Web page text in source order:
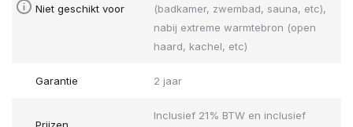
Niet geschikt voor
(badkamer, zwembad, sauna, etc),
nabij extreme warmtebron (open
haard, kachel, etc)
Garantie 2 jaar
Inclusief 21% BTW en inclusief